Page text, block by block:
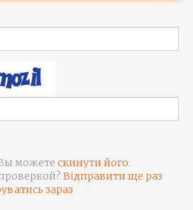
можете скинути його.
Відправити ще раз
зараз